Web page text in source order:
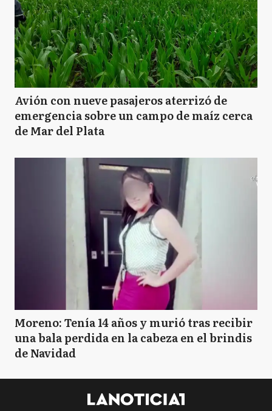
Avión con nueve pasajeros aterrizó de
emergencia sobre un campo de maíz cerca
de Mar del Plata
Moreno: Tenía 14 años y murió tras recibir
una bala perdida en la cabeza en el brindis
de Navidad